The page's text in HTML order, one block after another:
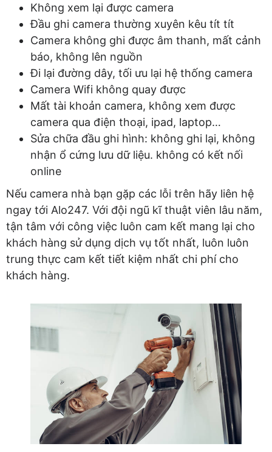
Không xem lại được camera
Đầu ghi camera thường xuyên kêu tít tít
Camera không ghi được âm thanh, mất cảnh
báo, không lên nguồn
Đi lại đường dây, tối ưu lại hệ thống camera
Camera Wifi không quay được
Mất tài khoản camera, không xem được
camera qua điện thoại, ipad, laptop…
Sửa chữa đầu ghi hình: không ghi lại, không
nhận ổ cứng lưu dữ liệu. không có kết nối
online
Nếu camera nhà bạn gặp các lỗi trên hãy liên hệ
ngay tới Alo247. Với đội ngũ kĩ thuật viên lâu năm,
tận tâm với công việc luôn cam kết mang lại cho
khách hàng sử dụng dịch vụ tốt nhất, luôn luôn
trung thực cam kết tiết kiệm nhất chi phí cho
khách hàng.